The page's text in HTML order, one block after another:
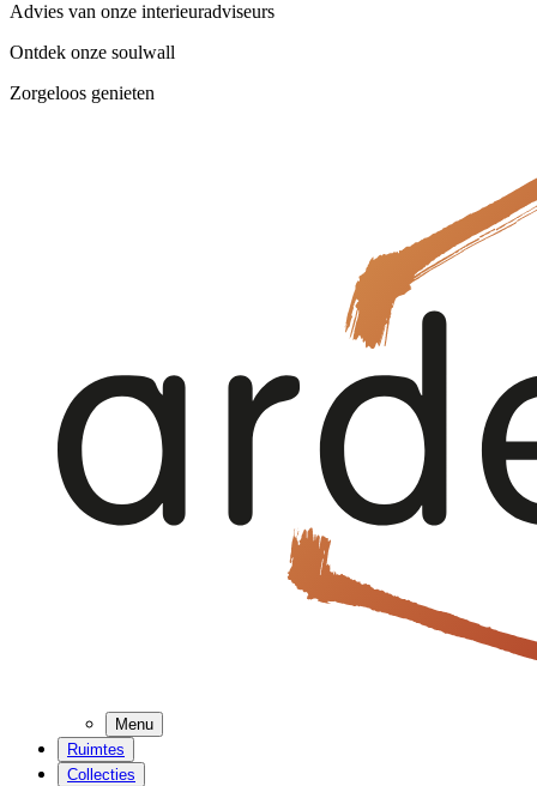
Advies van onze interieuradviseurs
Ontdek onze soulwall
Zorgeloos genieten
Menu
Ruimtes
Collecties